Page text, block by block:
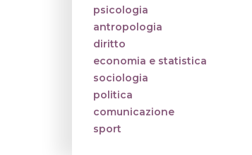
psicologia
antropologia
diritto
economia e statistica
sociologia
politica
comunicazione
sport